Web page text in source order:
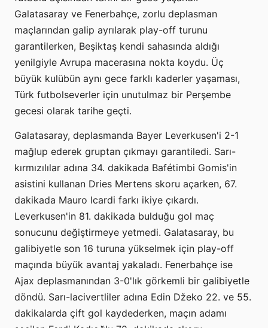
Galatasaray ve Fenerbahçe, zorlu deplasman
maçlarından galip ayrılarak play-off turunu
garantilerken, Beşiktaş kendi sahasında aldığı
yenilgiyle Avrupa macerasına nokta koydu. Üç
büyük kulübün aynı gece farklı kaderler yaşaması,
Türk futbolseverler için unutulmaz bir Perşembe
gecesi olarak tarihe geçti.
Galatasaray, deplasmanda Bayer Leverkusen'i 2-1
mağlup ederek gruptan çıkmayı garantiledi. Sarı-
kırmızılılar adına 34. dakikada Bafétimbi Gomis'in
asistini kullanan Dries Mertens skoru açarken, 67.
dakikada Mauro Icardi farkı ikiye çıkardı.
Leverkusen'in 81. dakikada bulduğu gol maç
sonucunu değiştirmeye yetmedi. Galatasaray, bu
galibiyetle son 16 turuna yükselmek için play-off
maçında büyük avantaj yakaladı. Fenerbahçe ise
Ajax deplasmanından 3-0'lık görkemli bir galibiyetle
döndü. Sarı-lacivertliler adına Edin Džeko 22. ve 55.
dakikalarda çift gol kaydederken, maçın adamı